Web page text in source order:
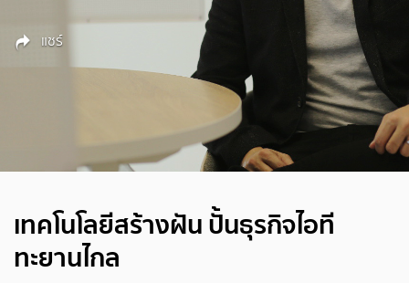
แชร์
เทคโนโลยีสร้างฝัน ปั้นธุรกิจไอที
ทะยานไกล